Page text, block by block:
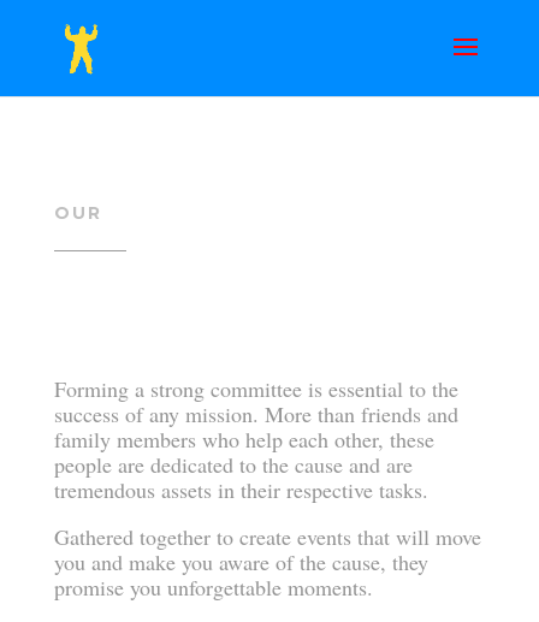
OUR
Forming a strong committee is essential to the
success of any mission. More than friends and
family members who help each other, these
people are dedicated to the cause and are
tremendous assets in their respective tasks.
Gathered together to create events that will move
you and make you aware of the cause, they
promise you unforgettable moments.